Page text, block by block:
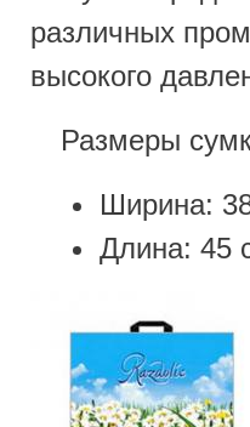
различных
высокого
Размеры
Ширина:
Длина: 45